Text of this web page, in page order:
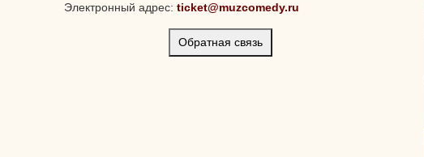
Электронный адрес: ticket@muzcomedy.ru
Обратная связь